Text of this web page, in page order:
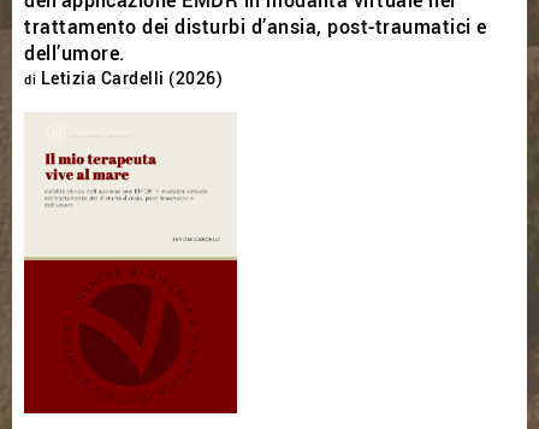
trattamento dei disturbi d’ansia, post-traumatici e
dell’umore.
di Letizia Cardelli (2026)